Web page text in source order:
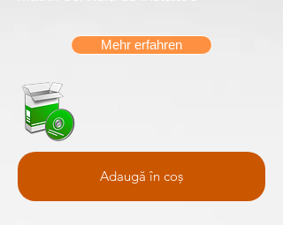
Mehr erfahren
Adaugă în coș